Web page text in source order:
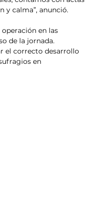
y calma”, anunció.
en las
de la jornada.
el correcto desarrollo
en